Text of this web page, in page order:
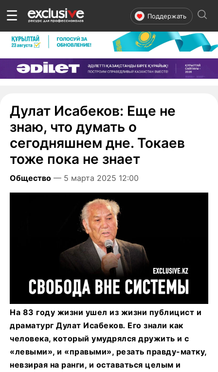
☰ Поддержать
Дулат Исабеков: Еще не
знаю, что думать о
сегодняшнем дне. Токаев
тоже пока не знает
Общество — 5 марта 2025 12:00
На 83 году жизни ушел из жизни публицист и
драматург Дулат Исабеков. Его знали как
человека, который умудрялся дружить и с
«левыми», и «правыми», резать правду-матку,
невзирая на ранги, и оставаться целым и